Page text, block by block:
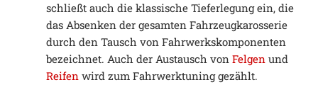
schließt auch die klassische Tieferlegung ein, die
das Absenken der gesamten Fahrzeugkarosserie
durch den Tausch von Fahrwerkskomponenten
bezeichnet. Auch der Austausch von Felgen und
Reifen wird zum Fahrwerktuning gezählt.